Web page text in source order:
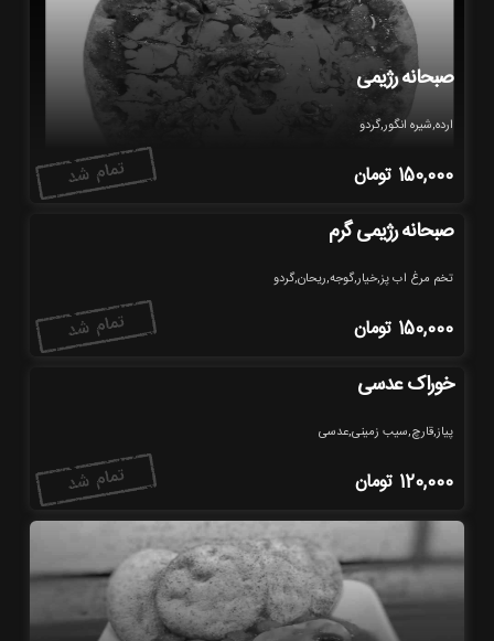
صبحانه رژیمی
ارده,شیره انگور,گردو
150,000 تومان
صبحانه رژیمی گرم
تخم مرغ اب پز,خیار,گوجه,ریحان,گردو
150,000 تومان
خوراک عدسی
پیاز,قارچ,سیب زمینی,عدسی
120,000 تومان